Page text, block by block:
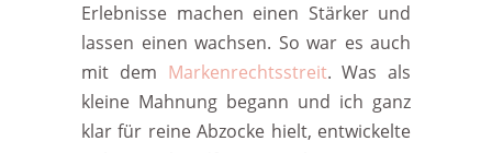
Erlebnisse machen einen Stärker und
lassen einen wachsen. So war es auch
mit dem Markenrechtsstreit. Was als
kleine Mahnung begann und ich ganz
klar für reine Abzocke hielt, entwickelte